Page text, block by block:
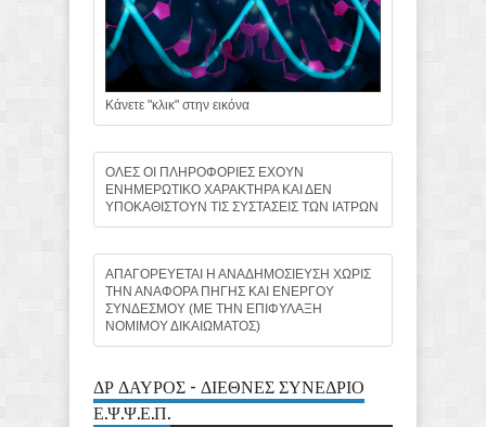
Κάνετε "κλικ" στην εικόνα
ΟΛΕΣ ΟΙ ΠΛΗΡΟΦΟΡΙΕΣ ΕΧΟΥΝ
ΕΝΗΜΕΡΩΤΙΚΟ ΧΑΡΑΚΤΗΡΑ ΚΑΙ ΔΕΝ
ΥΠΟΚΑΘΙΣΤΟΥΝ ΤΙΣ ΣΥΣΤΑΣΕΙΣ ΤΩΝ ΙΑΤΡΩΝ
ΑΠΑΓΟΡΕΥΕΤΑΙ Η ΑΝΑΔΗΜΟΣΙΕΥΣΗ ΧΩΡΙΣ
ΤΗΝ ΑΝΑΦΟΡΑ ΠΗΓΗΣ ΚΑΙ ΕΝΕΡΓΟΥ
ΣΥΝΔΕΣΜΟΥ (ΜΕ ΤΗΝ ΕΠΙΦΥΛΑΞΗ
ΝΟΜΙΜΟΥ ΔΙΚΑΙΩΜΑΤΟΣ)
ΔΡ ΔΑΥΡΟΣ - ΔΙΕΘΝΕΣ ΣΥΝΕΔΡΙΟ
Ε.Ψ.Ψ.Ε.Π.